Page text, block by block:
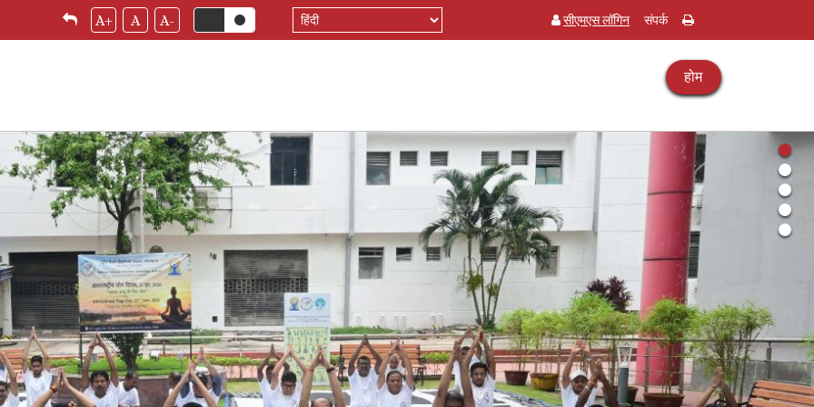
A+ A A-
Select
your
सीएमएस लॉगिन संपर्क
होम